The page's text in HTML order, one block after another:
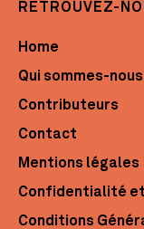
RETROUVEZ-
Home
Qui sommes-nous
Contributeurs
Contact
Mentions légales
Confidentialité
Conditions